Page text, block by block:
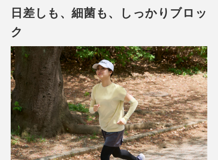
汗をかいても肌にはりつかない
。むしろ、着ていないと
きより涼しく感じるほど。不思議ですが、一度着てみる
日差しも、細菌も、しっかりブロッ
ク